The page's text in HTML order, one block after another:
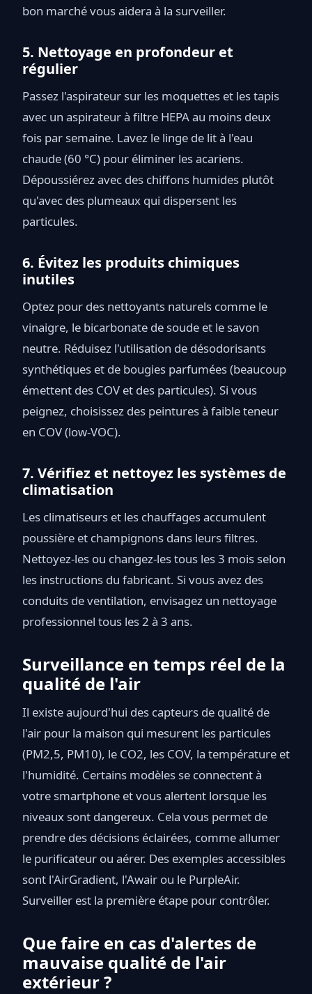
bon marché vous aidera à la surveiller.
5. Nettoyage en profondeur et
régulier
Passez l'aspirateur sur les moquettes et les tapis
avec un aspirateur à filtre HEPA au moins deux
fois par semaine. Lavez le linge de lit à l'eau
chaude (60 °C) pour éliminer les acariens.
Dépoussiérez avec des chiffons humides plutôt
qu'avec des plumeaux qui dispersent les
particules.
6. Évitez les produits chimiques
inutiles
Optez pour des nettoyants naturels comme le
vinaigre, le bicarbonate de soude et le savon
neutre. Réduisez l'utilisation de désodorisants
synthétiques et de bougies parfumées (beaucoup
émettent des COV et des particules). Si vous
peignez, choisissez des peintures à faible teneur
en COV (low-VOC).
7. Vérifiez et nettoyez les systèmes de
climatisation
Les climatiseurs et les chauffages accumulent
poussière et champignons dans leurs filtres.
Nettoyez-les ou changez-les tous les 3 mois selon
les instructions du fabricant. Si vous avez des
conduits de ventilation, envisagez un nettoyage
professionnel tous les 2 à 3 ans.
Surveillance en temps réel de la
qualité de l'air
Il existe aujourd'hui des capteurs de qualité de
l'air pour la maison qui mesurent les particules
(PM2,5, PM10), le CO2, les COV, la température et
l'humidité. Certains modèles se connectent à
votre smartphone et vous alertent lorsque les
niveaux sont dangereux. Cela vous permet de
prendre des décisions éclairées, comme allumer
le purificateur ou aérer. Des exemples accessibles
sont l'AirGradient, l'Awair ou le PurpleAir.
Surveiller est la première étape pour contrôler.
Que faire en cas d'alertes de
mauvaise qualité de l'air
extérieur ?